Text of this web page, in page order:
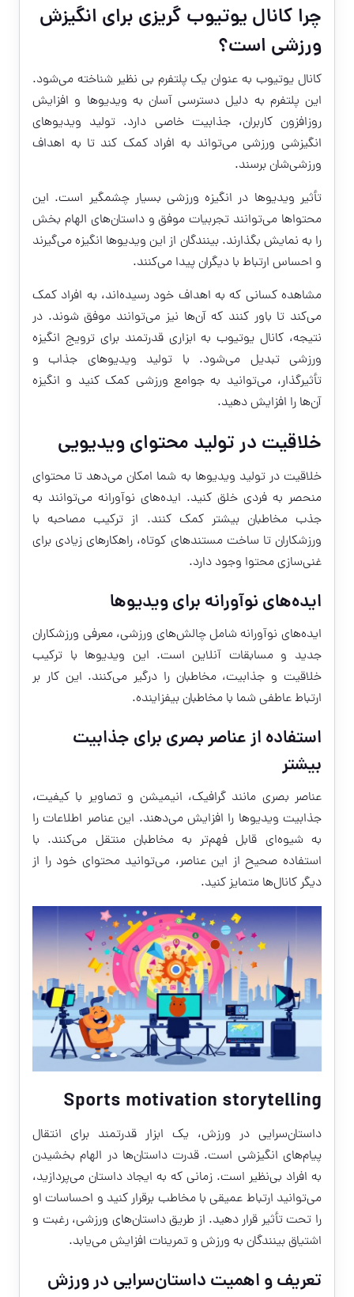
چرا کانال یوتیوب گریزی برای انگیزش
ورزشی است؟
کانال یوتیوب به عنوان یک پلتفرم بی نظیر شناخته می‌شود.
این پلتفرم به دلیل دسترسی آسان به ویدیوها و افزایش
روزافزون کاربران، جذابیت خاصی دارد. تولید ویدیوهای
انگیزشی ورزشی می‌تواند به افراد کمک کند تا به اهداف
ورزشی‌شان برسند.
تأثیر ویدیوها در انگیزه ورزشی بسیار چشمگیر است. این
محتواها می‌توانند تجربیات موفق و داستان‌های الهام بخش
را به نمایش بگذارند. بینندگان از این ویدیوها انگیزه می‌گیرند
و احساس ارتباط با دیگران پیدا می‌کنند.
مشاهده کسانی که به اهداف خود رسیده‌اند، به افراد کمک
می‌کند تا باور کنند که آن‌ها نیز می‌توانند موفق شوند. در
نتیجه، کانال یوتیوب به ابزاری قدرتمند برای ترویج انگیزه
ورزشی تبدیل می‌شود. با تولید ویدیوهای جذاب و
تأثیرگذار، می‌توانید به جوامع ورزشی کمک کنید و انگیزه
آن‌ها را افزایش دهید.
خلاقیت در تولید محتوای ویدیویی
خلاقیت در تولید ویدیوها به شما امکان می‌دهد تا محتوای
منحصر به فردی خلق کنید. ایده‌های نوآورانه می‌توانند به
جذب مخاطبان بیشتر کمک کنند. از ترکیب مصاحبه با
ورزشکاران تا ساخت مستندهای کوتاه، راهکارهای زیادی برای
غنی‌سازی محتوا وجود دارد.
ایده‌های نوآورانه برای ویدیوها
ایده‌های نوآورانه شامل چالش‌های ورزشی، معرفی ورزشکاران
جدید و مسابقات آنلاین است. این ویدیوها با ترکیب
خلاقیت و جذابیت، مخاطبان را درگیر می‌کنند. این کار بر
ارتباط عاطفی شما با مخاطبان بیفزاینده.
استفاده از عناصر بصری برای جذابیت
بیشتر
عناصر بصری مانند گرافیک، انیمیشن و تصاویر با کیفیت،
جذابیت ویدیوها را افزایش می‌دهند. این عناصر اطلاعات را
به شیوه‌ای قابل فهم‌تر به مخاطبان منتقل می‌کنند. با
استفاده صحیح از این عناصر، می‌توانید محتوای خود را از
دیگر کانال‌ها متمایز کنید.
Sports motivation storytelling
داستان‌سرایی در ورزش، یک ابزار قدرتمند برای انتقال
پیام‌های انگیزشی است. قدرت داستان‌ها در الهام بخشیدن
به افراد بی‌نظیر است. زمانی که به ایجاد داستان می‌پردازید،
می‌توانید ارتباط عمیقی با مخاطب برقرار کنید و احساسات او
را تحت تأثیر قرار دهید. از طریق داستان‌های ورزشی، رغبت و
اشتیاق بینندگان به ورزش و تمرینات افزایش می‌یابد.
تعریف و اهمیت داستان‌سرایی در ورزش